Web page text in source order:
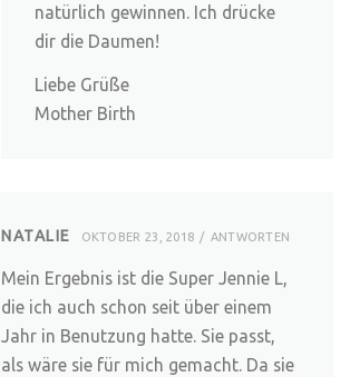
natürlich gewinnen. Ich drücke
dir die Daumen!
Liebe Grüße
Mother Birth
NATALIE OKTOBER 23, 2018 ANTWORTEN
Mein Ergebnis ist die Super Jennie L,
die ich auch schon seit über einem
Jahr in Benutzung hatte. Sie passt,
als wäre sie für mich gemacht. Da sie